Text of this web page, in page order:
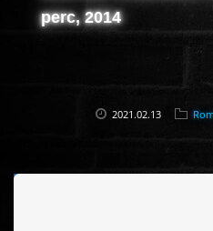
perc, 2014
2021.02.13